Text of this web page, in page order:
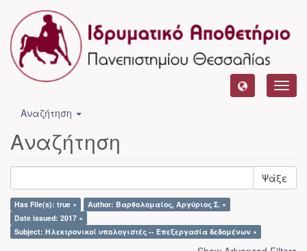
Αναζήτηση
Αναζήτηση
Ψάξε
Has File(s): true ×
Author: Βαρθολομαίος, Αργύριος Σ. ×
Date issued: 2017 ×
Subject: Ηλεκτρονικοί υπολογιστές -- Επεξεργασία δεδομένων ×